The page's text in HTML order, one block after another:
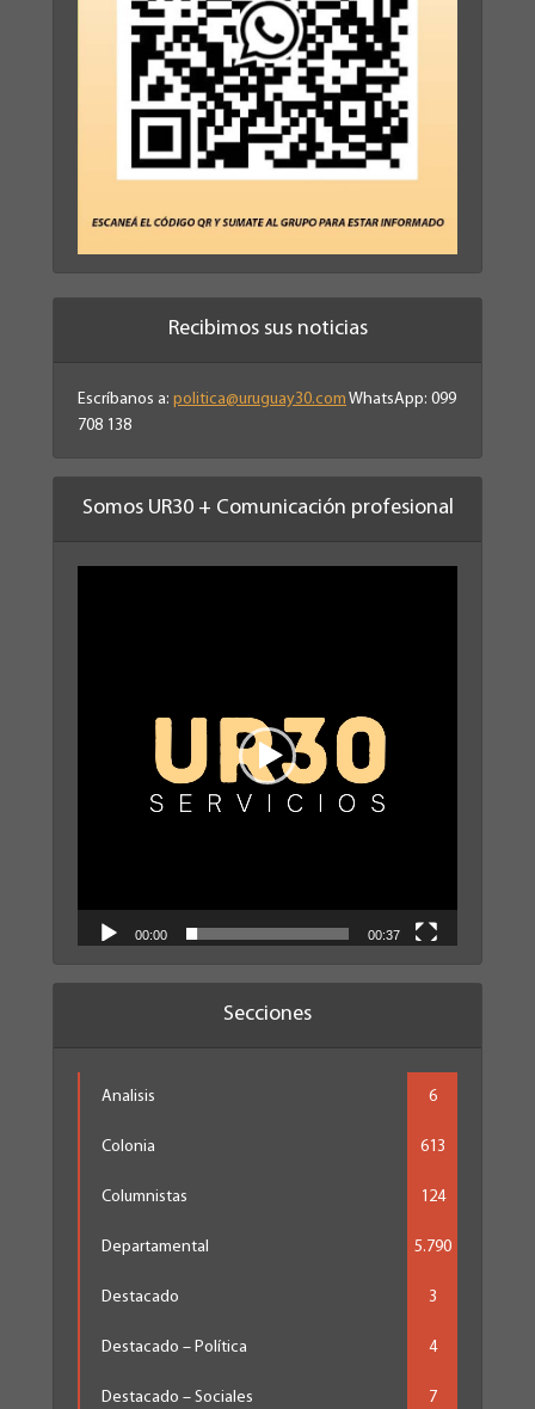
Recibimos sus noticias
Escríbanos a: politica@uruguay30.com WhatsApp: 099
708 138
Somos UR30 + Comunicación profesional
00:00 00:37
Secciones
Analisis 6
Colonia 613
Columnistas 124
Departamental 5.790
Destacado 3
Destacado – Política 4
Destacado – Sociales 7